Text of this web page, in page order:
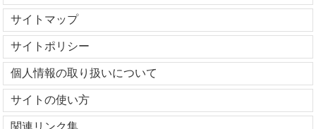
サイトマップ
サイトポリシー
個人情報の取り扱いについて
サイトの使い方
関連リンク集